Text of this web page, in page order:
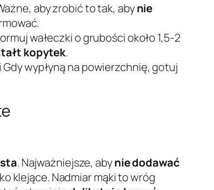
aby zrobić to tak, abynie
wałeczki o grubości około 1,5-2
kopytek.
i Gdy wypłyną na powierzchnię, gotuj
. Najważniejsze, abynie dodawać
klejące. Nadmiar mąki to wróg